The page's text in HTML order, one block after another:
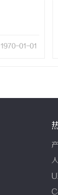
1970-01-01